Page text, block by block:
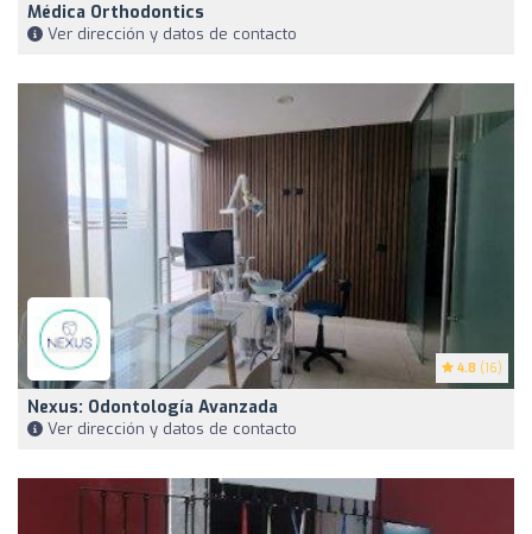
Médica Orthodontics
Ver dirección y datos de contacto
4.8 (16)
Nexus: Odontología Avanzada
Ver dirección y datos de contacto